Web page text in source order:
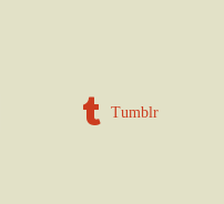
Tumblr